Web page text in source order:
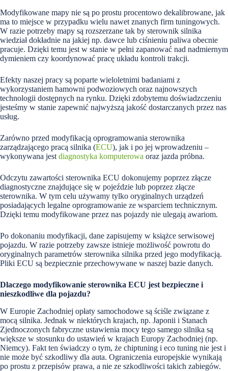
Modyfikowane mapy nie są po prostu procentowo dekalibrowane, jak
ma to miejsce w przypadku wielu nawet znanych firm tuningowych.
W razie potrzeby mapy są rozszerzane tak by sterownik silnika
wiedział dokładnie na jakiej np. dawce lub ciśnieniu paliwa obecnie
pracuje. Dzięki temu jest w stanie w pełni zapanować nad nadmiernym
dymieniem czy koordynować pracę układu kontroli trakcji.
Efekty naszej pracy są poparte wieloletnimi badaniami z
wykorzystaniem hamowni podwoziowych oraz najnowszych
technologii dostępnych na rynku. Dzięki zdobytemu doświadzczeniu
jesteśmy w stanie zapewnić najwyższą jakość dostarczanych przez nas
usług.
Zarówno przed modyfikacją oprogramowania sterownika
zarządzającego pracą silnika (ECU), jak i po jej wprowadzeniu –
wykonywana jest diagnostyka komputerowa oraz jazda próbna.
Odczytu zawartości sterownika ECU dokonujemy poprzez złącze
diagnostyczne znajdujące się w pojeździe lub poprzez złącze
sterownika. W tym celu używamy tylko oryginalnych urządzeń
posiadających legalne oprogramowanie ze wsparciem technicznym.
Dzięki temu modyfikowane przez nas pojazdy nie ulegają awariom.
Po dokonaniu modyfikacji, dane zapisujemy w książce serwisowej
pojazdu. W razie potrzeby zawsze istnieje możliwość powrotu do
oryginalnych parametrów sterownika silnika przed jego modyfikacją.
Pliki ECU są bezpiecznie przechowywane w naszej bazie danych.
Dlaczego modyfikowanie sterownika ECU jest bezpieczne i
nieszkodliwe dla pojazdu?
W Europie Zachodniej opłaty samochodowe są ściśle związane z
mocą silnika. Jednak w niektórych krajach, np. Japonii i Stanach
Zjednoczonych fabryczne ustawienia mocy tego samego silnika są
większe w stosunku do ustawień w krajach Europy Zachodniej (np.
Niemcy). Fakt ten świadczy o tym, że chiptuning i eco tuning nie jest i
nie może być szkodliwy dla auta. Ograniczenia europejskie wynikają
po prostu z przepisów prawa, a nie ze szkodliwości takich zabiegów.